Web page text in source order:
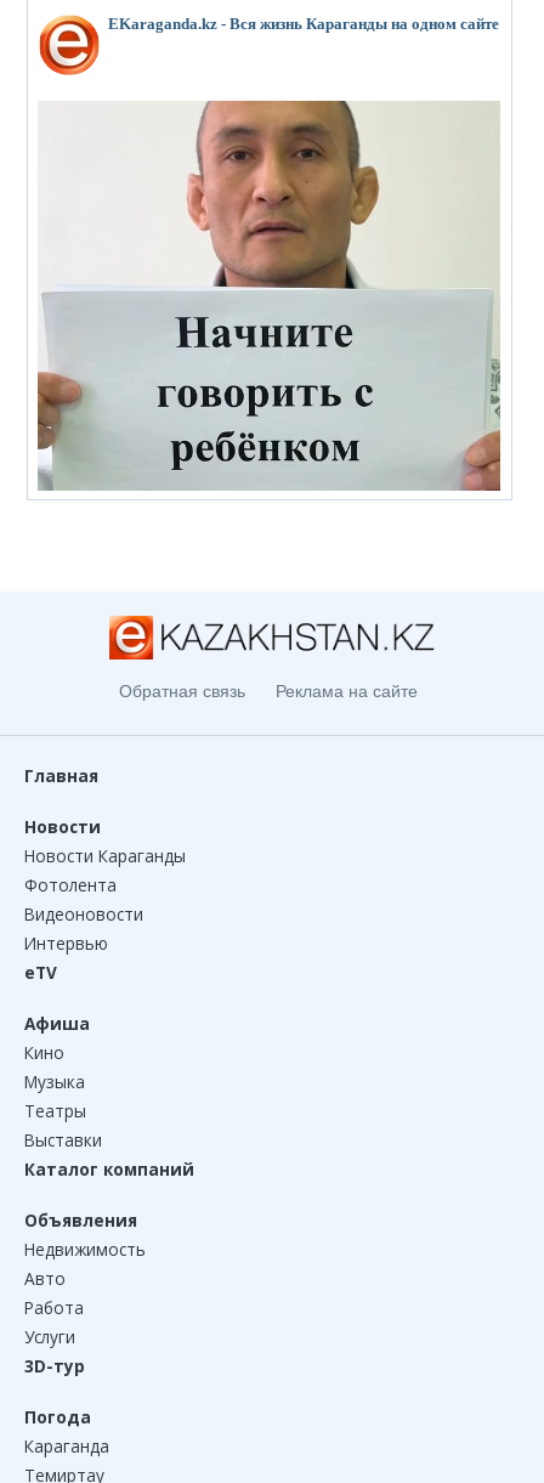
EKaraganda.kz - Вся жизнь Караганды на одном сайте
Обратная связь Реклама на сайте
Главная
Новости
Новости Караганды
Фотолента
Видеоновости
Интервью
eTV
Афиша
Кино
Музыка
Театры
Выставки
Каталог компаний
Объявления
Недвижимость
Авто
Работа
Услуги
3D-тур
Погода
Караганда
Темиртау